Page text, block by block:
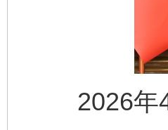
2026年4